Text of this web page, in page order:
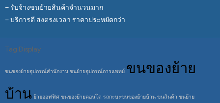
– รับจ้างขนย้ายสินค้าจำนวนมาก
– บริการดี ส่งตรงเวลา ราคาประหยัดกว่า
Tag Display
ขนของย้ายอุปกรณ์สำนักงาน ขนย้ายอุปกรณ์การแพทย์ ขนของย้าย
บ้าน ย้ายออฟฟิศ ขนของย้ายคอนโด รถกะบะขนของย้ายบ้าน ขนสินค้า ขนย้าย